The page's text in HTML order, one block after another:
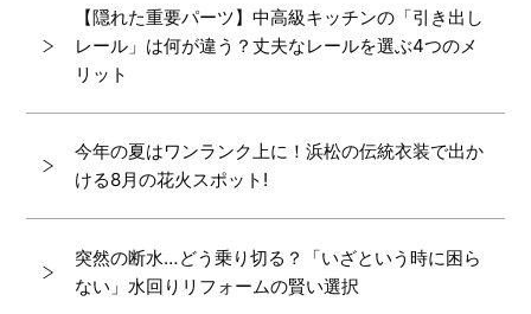
【隠れた重要パーツ】中高級キッチンの「引き出し
レール」は何が違う？丈夫なレールを選ぶ4つのメ
リット
今年の夏はワンランク上に！浜松の伝統衣装で出か
ける8月の花火スポット!
突然の断水…どう乗り切る？「いざという時に困ら
ない」水回りリフォームの賢い選択